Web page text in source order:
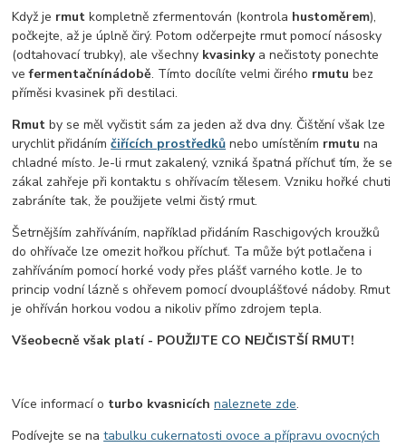
Když je rmut kompletně zfermentován (kontrola hustoměrem),
počkejte, až je úplně čirý. Potom odčerpejte rmut pomocí násosky
(odtahovací trubky), ale všechny kvasinky a nečistoty ponechte
vefermentačnínádobě. Tímto docílíte velmi čirého rmutubez
příměsi kvasinek při destilaci.
Rmutby se měl vyčistit sám za jeden až dva dny. Čištění však lze
urychlit přidánímčiřících prostředků nebo umístěním rmutuna
chladné místo. Je-li rmut zakalený, vzniká špatná příchuť tím, že se
zákal zahřeje při kontaktu s ohřívacím tělesem. Vzniku hořké chuti
zabráníte tak, že použijete velmi čistý rmut.
Šetrnějším zahříváním, například přidáním Raschigových kroužků
do ohřívače lze omezit hořkou příchuť. Ta může být potlačena i
zahříváním pomocí horké vody přes plášť varného kotle. Je to
princip vodní lázně s ohřevem pomocí dvouplášťové nádoby. Rmut
je ohříván horkou vodou a nikoliv přímo zdrojem tepla.
Všeobecně však platí - POUŽIJTE CO NEJČISTŠÍ RMUT!
Více informací o turbo kvasnicích naleznete zde.
Podívejte se natabulku cukernatosti ovoce a přípravu ovocných